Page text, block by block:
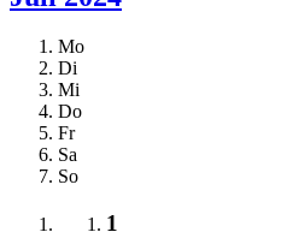
Mo
Di
Mi
Do
Fr
Sa
So
1